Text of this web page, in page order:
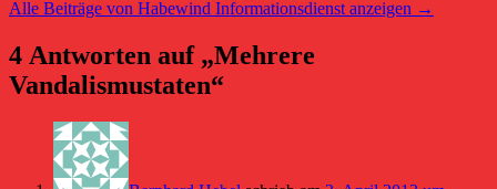
Alle Beiträge von Habewind Informationsdienst anzeigen →
4 Antworten auf „Mehrere
Vandalismustaten“